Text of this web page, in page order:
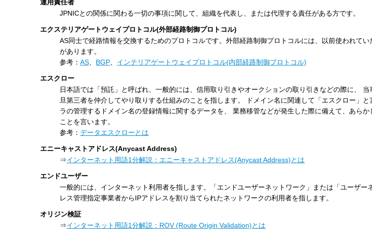
運用責任者
JPNICとの関係に関わる一切の事項に関して、組織を代表し、または代理する責任がある方です。
エクステリアゲートウェイプロトコル(外部経路制御プロトコル)
AS同士で経路情報を交換するためのプロトコルです。外部経路制御プロトコルには、以前使われて
があります。
参考：AS BGP インテリアゲートウェイプロトコル(内部経路制御プロトコル)
エスクロー
日本語では「預託」と呼ばれ、一般的には、信用取り引きやオークションの取り引きなどの際に、
旦第三者を仲介してやり取りする仕組みのことを指します。 ドメイン名に関連して「エスクロー」
ラの管理するドメイン名の登録情報に関するデータを、 業務移管などが発生した際に備えて、あら
ことを言います。
参考：データエスクローとは
エニーキャストアドレス(Anycast Address)
⇒インターネット用語1分解説：エニーキャストアドレス(Anycast Address)とは
エンドユーザー
一般的には、インターネット利用者を指します。「エンドユーザーネットワーク」または「ユーザー
レス管理指定事業者からIPアドレスを割り当てられたネットワークの利用者を指します。
オリジン検証
⇒インターネット用語1分解説：ROV (Route Origin Validation)とは